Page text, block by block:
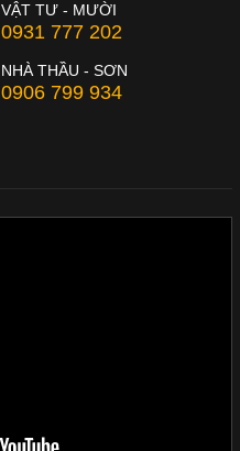
VẬT TƯ - MƯỜI
0931 777 202
NHÀ THẦU - SƠN
0906 799 934